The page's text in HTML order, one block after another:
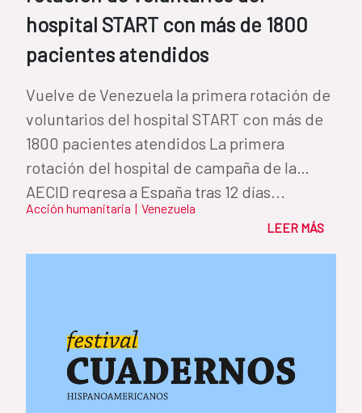
hospital START con más de 1800
pacientes atendidos
Vuelve de Venezuela la primera rotación de
voluntarios del hospital START con más de
1800 pacientes atendidos La primera
rotación del hospital de campaña de la
AECID regresa a España tras 12 días...
Acción humanitaria | Venezuela
LEER MÁS